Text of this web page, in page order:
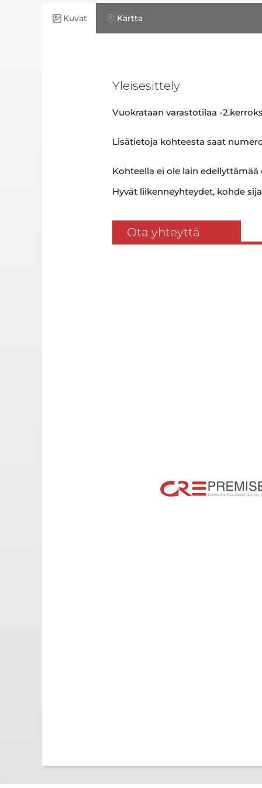
Kuvat Kartta
Yleisesittely
Vuokrataan varastotilaa -
Lisätietoja kohteesta saat
Kohteella ei ole lain
Hyvät liikenneyhteydet, kohde
Ota yhteyttä